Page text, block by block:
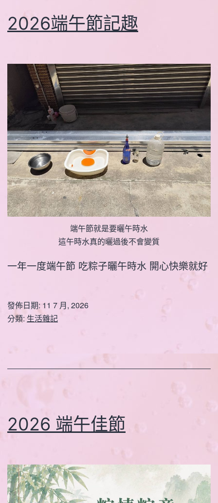
2026端午節記趣
端午節就是要曬午時水
這午時水真的曬過後不會變質
一年一度端午節 吃粽子曬午時水 開心快樂就好
發佈日期: 11 7 月, 2026
分類: 生活雜記
2026 端午佳節